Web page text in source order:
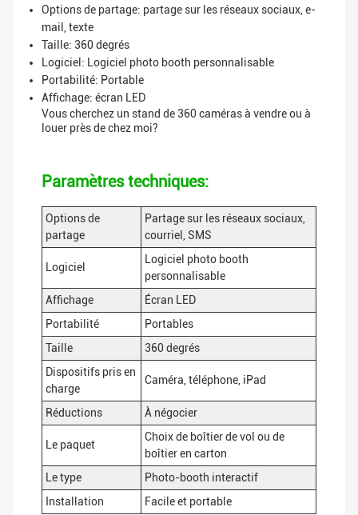
Options de partage: partage sur les réseaux sociaux, e-
mail, texte
Taille: 360 degrés
Logiciel: Logiciel photo booth personnalisable
Portabilité: Portable
Affichage: écran LED
Vous cherchez un stand de 360 caméras à vendre ou à
louer près de chez moi?
Paramètres techniques:
Options de
partage
Partage sur les réseaux sociaux,
courriel, SMS
Logiciel
Logiciel photo booth
personnalisable
Affichage
Écran LED
Portabilité
Portables
Taille
360 degrés
Dispositifs pris en
charge
Caméra, téléphone, iPad
Réductions À négocier
Le paquet
Choix de boîtier de vol ou de
boîtier en carton
Le type
Photo-booth interactif
Installation
Facile et portable